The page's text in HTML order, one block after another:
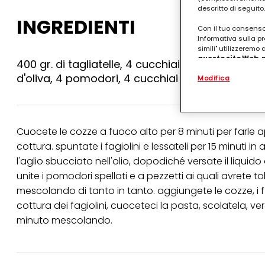
INGREDIENTI
400 gr. di tagliatelle, 4 cucchiai di sale
d'oliva, 4 pomodori, 4 cucchiai di vino bianco,
Cuocete le cozze a fuoco alto per 8 minuti per farle
cottura. spuntate i fagiolini e lessateli per 15 minuti
l'aglio sbucciato nell'olio, dopodiché versate il
unite i pomodori spellati e a pezzetti ai quali avrete
mescolando di tanto in tanto. aggiungete le cozze, i
cottura dei fagiolini, cuoceteci la pasta, scolatela,
minuto mescolando.
descritto di seguito.
Con il tuo
Informativa sulla
simili" utilizzeremo
questo sito
.
(rispettivamente
terzi, conservare
misurare e
Puoi trovare
collegata nel piè di
qualsiasi
collegata nel piè di
periodo di
Modifica